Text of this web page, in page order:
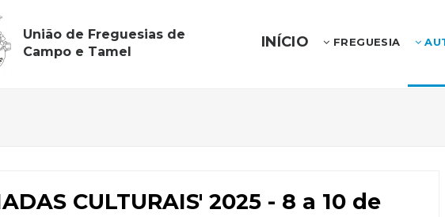
União de Freguesias de
Campo e Tamel
INÍCIO FREGUESIA
CULTURAIS' 2025 - 8 a 10 de